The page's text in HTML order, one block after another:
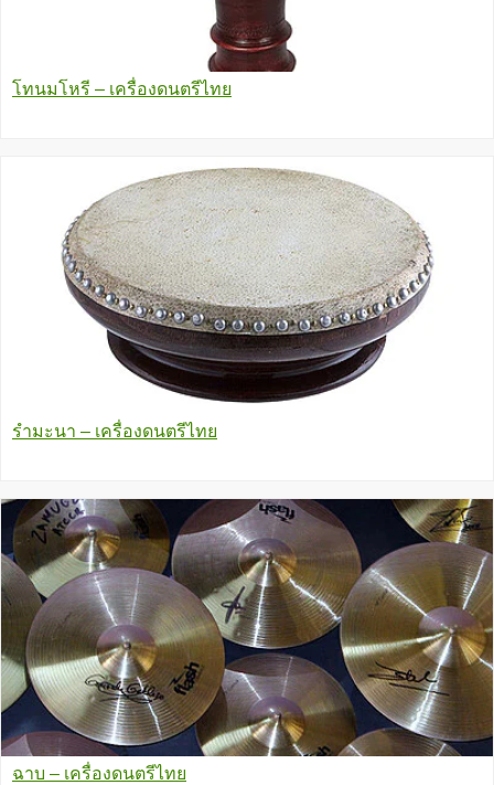
โทนมโหรี – เครื่องดนตรีไทย
รำมะนา – เครื่องดนตรีไทย
ฉาบ – เครื่องดนตรีไทย